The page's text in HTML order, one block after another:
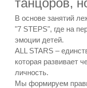
В основе занятий
"7 STEPS", где на
эмоции детей.
ALL STARS –
которая развивает
личность.
Мы формируем